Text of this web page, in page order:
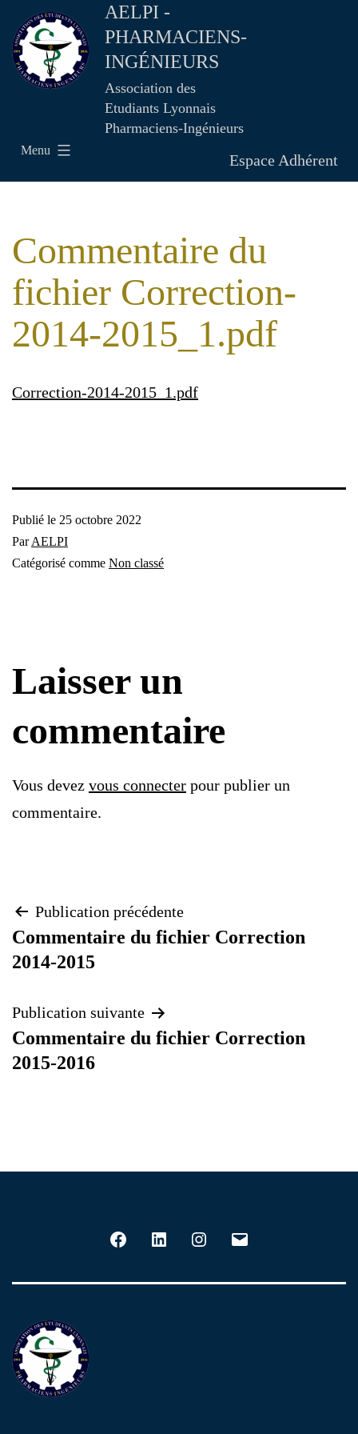
AELPI -
PHARMACIENS-
INGÉNIEURS
Association des
Etudiants Lyonnais
Pharmaciens-Ingénieurs
Menu
Espace Adhérent
Commentaire du
fichier Correction-
2014-2015_1.pdf
Correction-2014-2015_1.pdf
Publié le 25 octobre 2022
ParAELPI
Catégorisé comme Non classé
Laisser un
commentaire
Vous devez vous connecter pour publier un
commentaire.
Navigation
de
l’article
Publication précédente
Commentaire du fichier Correction
2014-2015
Publication suivante
Commentaire du fichier Correction
2015-2016
Facebook LinkedIn Instagram